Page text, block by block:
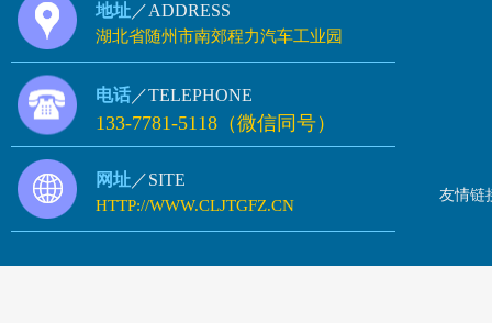
地址 ／ADDRESS
湖北省随州市南郊程力汽车工业园
电话 ／TELEPHONE
133-7781-5118（微信同号）
网址 ／SITE
HTTP://WWW.CLJTGFZ.CN
友情链